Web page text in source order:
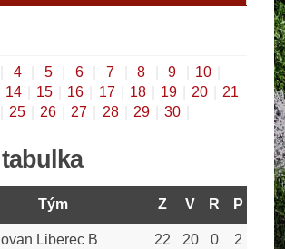
4 5 6 7 8 9 10
14 15 16 17 18 19 20
21
25 26 27 28 29 30
Tým Z V R P GV
Liberec B 22 20 0 2 94